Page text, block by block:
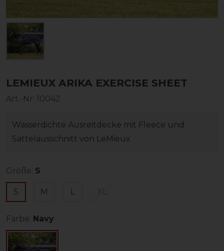
LEMIEUX ARIKA EXERCISE SHEET
Art.-Nr: 10042
Wasserdichte Ausreitdecke mit Fleece und
Sattelausschnitt von LeMieux
Größe: S
S M L
Farbe: Navy